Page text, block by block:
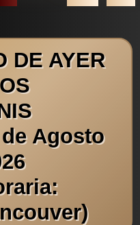
DE AYER
Agosto